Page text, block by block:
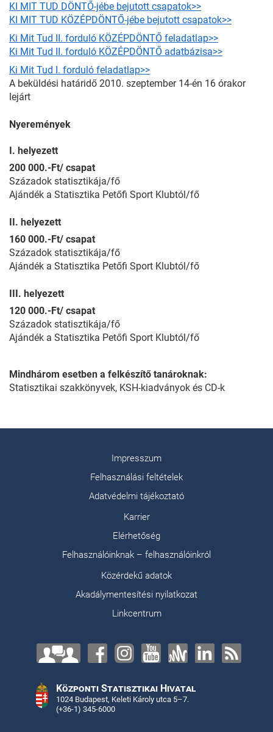
KI MIT TUD DÖNTŐ-jébe bejutott csapatok>>
KI MIT TUD KÖZÉPDÖNTŐ-jébe bejutott csapatok>>
Ki Mit Tud II. forduló KÖZÉPDÖNTŐ feladatlap>>
Ki Mit Tud II. forduló KÖZÉPDÖNTŐ adatbázisa>>
Ki Mit Tud I. forduló feladatlap>>
A beküldési határidő 2010. szeptember 14-én 16 órakor
lejárt
Nyeremények
I. helyezett
200 000.-Ft/ csapat
Századok statisztikája/fő
Ajándék a Statisztika Petőfi Sport Klubtól/fő
II. helyezett
160 000.-Ft/ csapat
Századok statisztikája/fő
Ajándék a Statisztika Petőfi Sport Klubtól/fő
III. helyezett
120 000.-Ft/ csapat
Századok statisztikája/fő
Ajándék a Statisztika Petőfi Sport Klubtól/fő
Mindhárom esetben a felkészítő tanároknak:
Statisztikai szakkönyvek, KSH-kiadványok és CD-k
Impresszum
Felhasználási feltételek
Adatvédelmi tájékoztató
Karrier
Elérhetőség
Felhasználóinknak – felhasználóinkról
Közérdekű adatok
Akadálymentesítési nyilatkozat
Linkcentrum
Központi Statisztikai Hivatal
1024 Budapest, Keleti Károly utca 5–7.
(+36-1) 345-6000